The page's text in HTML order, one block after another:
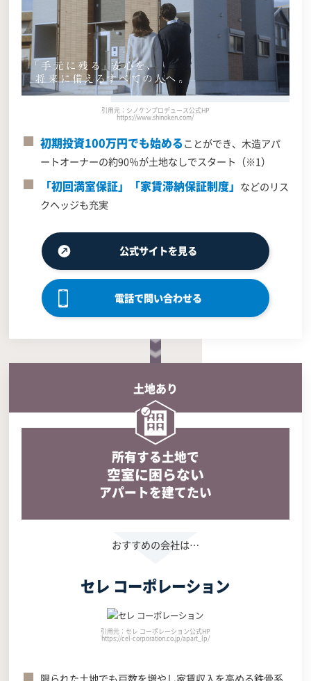
引用元：シノケンプロデュース公式HP
https://www.shinoken.com/
初期投資100万円でも始める ことができ、木造アパ
ートオーナーの約90％が土地なしでスタート（※1）
「初回満室保証」「家賃滞納保証制度」 などのリス
クヘッジも充実
公式サイトを見る
電話で問い合わせる
土地あり
所有する土地で
空室に困らない
アパートを建てたい
セレ コーポレーション
引用元：セレ コーポレーション公式HP
https://cel-corporation.co.jp/apart_lp/
限られた土地でも戸数を増やし家賃収入を高める鉄骨系